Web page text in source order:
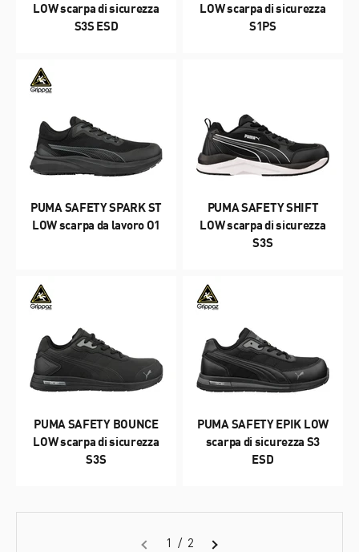
LOW scarpa di sicurezza
S3S ESD
LOW scarpa di sicurezza
S1PS
PUMA SAFETY SPARK ST
LOW scarpa da lavoro O1
PUMA SAFETY SHIFT
LOW scarpa di sicurezza
S3S
PUMA SAFETY BOUNCE
LOW scarpa di sicurezza
S3S
PUMA SAFETY EPIK LOW
scarpa di sicurezza S3
ESD
1 / 2